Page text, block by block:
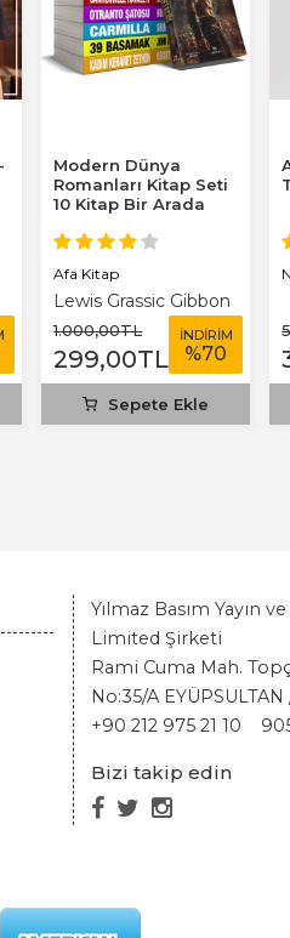
Modern Dünya
Romanları Kitap Seti
10 Kitap Bir Arada
Afa Kitap
Lewis Grassic Gibbon
1.000,00TL
299,00TL
İNDİRİM
%70
Sepete Ekle
Yılmaz Basım Yayın
Limited Şirketi
Rami Cuma Mah.
No:35/A
+90 212 975 21 10
Bizi takip edin